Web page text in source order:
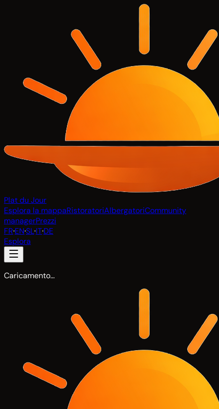
Plat du Jour
Esplora la mappaRistoratoriAlbergatoriCommunity
managerPrezzi
FR·EN·SL·IT·DE
Esplora
Caricamento…